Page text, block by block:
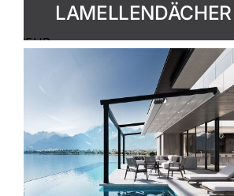
LAMELLENDÄCHER
MEHR